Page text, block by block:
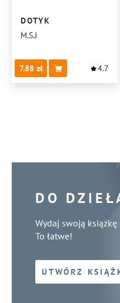
DOTYK
M.S.J
7.88 4.7
DO
Wydaj swoją książkę
To łatwe!
UTWÓRZ